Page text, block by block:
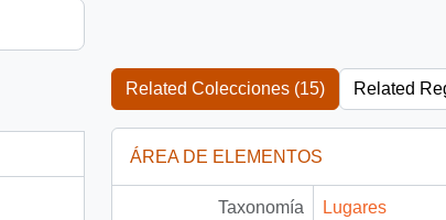
Related Colecciones (15) Related
ÁREA DE ELEMENTOS
Taxonomía Lugares